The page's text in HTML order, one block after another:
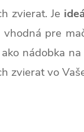
zvierat. Je
pre
nádobka
zvierat vo